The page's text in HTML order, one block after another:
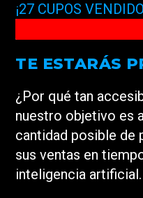
¡27 CUPOS
TE ESTARÁS
¿Por qué tan
nuestro objetivo es
cantidad posible de
sus ventas en
inteligencia artificial.